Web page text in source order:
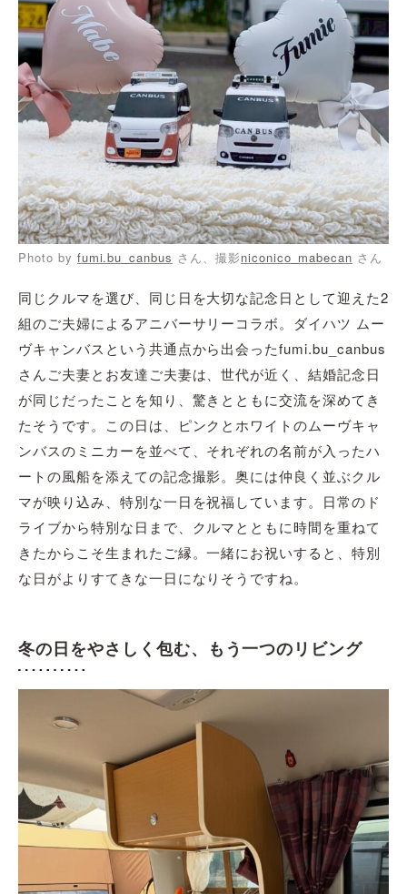
Photo by fumi.bu_canbus さん、撮影niconico_mabecan さん
同じクルマを選び、同じ日を大切な記念日として迎えた2
組のご夫婦によるアニバーサリーコラボ。ダイハツ ムー
ヴキャンバスという共通点から出会ったfumi.bu_canbus
さんご夫妻とお友達ご夫妻は、世代が近く、結婚記念日
が同じだったことを知り、驚きとともに交流を深めてき
たそうです。この日は、ピンクとホワイトのムーヴキャ
ンバスのミニカーを並べて、それぞれの名前が入ったハ
ートの風船を添えての記念撮影。奥には仲良く並ぶクル
マが映り込み、特別な一日を祝福しています。日常のド
ライブから特別な日まで、クルマとともに時間を重ねて
きたからこそ生まれたご縁。一緒にお祝いすると、特別
な日がよりすてきな一日になりそうですね。
冬の日をやさしく包む、もう一つのリビング